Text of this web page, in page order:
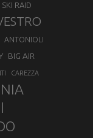
RAID
ANTONIOLI
BIG AIR
CAREZZA